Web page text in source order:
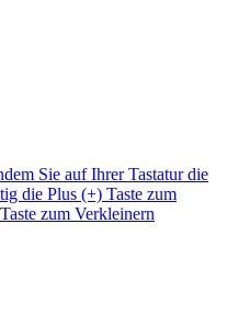
Sie auf Ihrer Tastatur die
die Plus (+) Taste zum
zum Verkleinern